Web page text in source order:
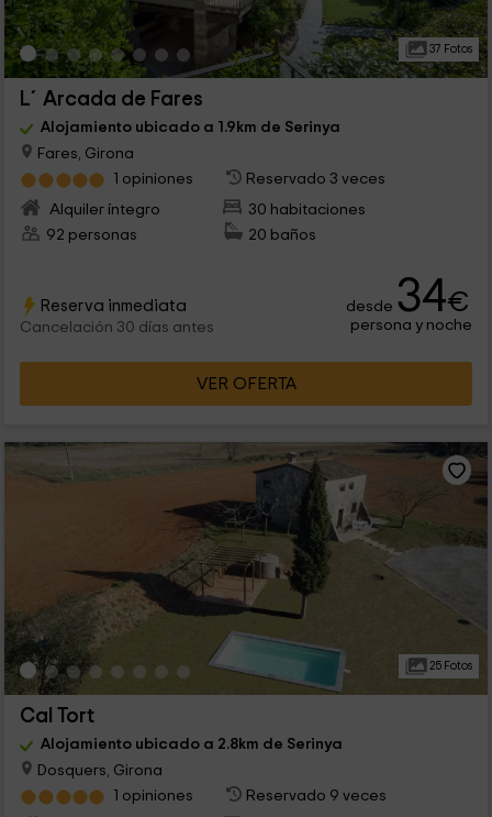
37 Fotos
L´Arcada de Fares
Alojamiento ubicado a 1.9km de Serinya
Fares, Girona
1 opiniones
Reservado 3 veces
Alquiler íntegro
30 habitaciones
92 personas
20 baños
Reserva inmediata
Cancelación 30 días antes
desde 34€
persona y noche
VER OFERTA
25 Fotos
Cal Tort
Alojamiento ubicado a 2.8km de Serinya
Dosquers, Girona
1 opiniones
Reservado 9 veces